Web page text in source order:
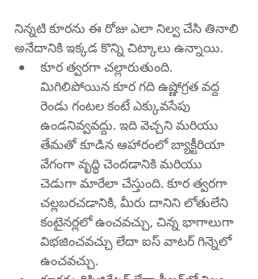
నిన్నటి కూరను ఈ రోజు ఎలా నిల్వ చేసి తినాలి
అనేదానికి ఇక్కడ కొన్ని చిట్కాలు ఉన్నాయి.
కూర త్వరగా చల్లారుతుంది.
మిగిలిపోయిన కూర గది ఉష్ణోగ్రత వద్ద
రెండు గంటల కంటే ఎక్కువసేపు
ఉండనివ్వవద్దు. ఇది వెచ్చని మరియు
తేమతో కూడిన ఆహారంలో బ్యాక్టీరియా
వేగంగా వృద్ధి చెందడానికి మరియు
చెడుగా మారేలా చేస్తుంది. కూర త్వరగా
చల్లబరచడానికి, మీరు దానిని లోతులేని
కంటైనర్లలో ఉంచవచ్చు, చిన్న భాగాలుగా
విభజించవచ్చు లేదా ఐస్ వాటర్ గిన్నెలో
ఉంచవచ్చు.